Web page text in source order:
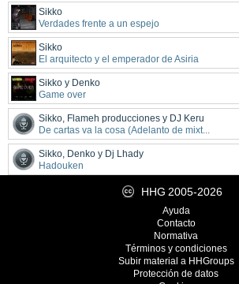
Sikko
Verdades frente a un espejo
Sikko
El arquitecto y el emperador de Asiria
Sikko y Denko
Game over
Sikko, Flameh producciones y DJ Keru
De cartas va la cosa (Adelanto de mixt...
Sikko, Denko y Dj Lhady
Hadouken
HHG 2005-2026
Ayuda
Contacto
Normativa
Términos y condiciones
Subir material a HHGroups
Protección de datos